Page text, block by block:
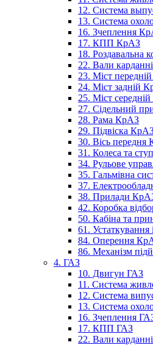
12. Система
13. Система
16. Зчеплення
17. КПП КрАЗ
18. Роздавальна
22. Вали
23. Міст
24. Міст задній
25. Міст
27. Сідельний
28. Рама КрАЗ
29. Підвіска
30. Вісь передня
31. Колеса та
34. Рульове
35. Гальмівна
37.
38. Прилади
42. Коробка
50. Кабіна та
61.
84. Оперення
86. Механізм
4. ГАЗ
10. Двигун ГАЗ
11. Система
12. Система
13. Система
16. Зчеплення
17. КПП ГАЗ
22. Вали